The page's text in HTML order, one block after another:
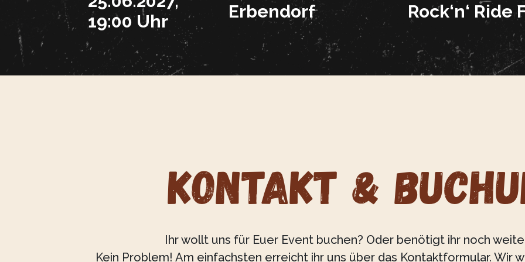
19:00 Uhr
Erbendorf Rock‘n‘ Ride
KONTAKT &
Ihr wollt uns für Euer Event buchen? Oder benötigt ihr noch
Kein Problem! Am einfachsten erreicht ihr uns über das Kontaktformular. Wir